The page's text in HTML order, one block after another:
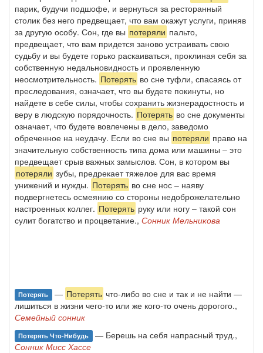
парик, будучи подшофе, и вернуться за ресторанный
столик без него предвещает, что вам окажут услуги, приняв
за другую особу. Сон, где вы потеряли пальто,
предвещает, что вам придется заново устраивать свою
судьбу и вы будете горько раскаиваться, проклиная себя за
собственную недальновидность и проявленную
неосмотрительность. Потерять во сне туфли, спасаясь от
преследования, означает, что вы будете покинуты, но
найдете в себе силы, чтобы сохранить жизнерадостность и
веру в людскую порядочность. Потерять во сне документы
означает, что будете вовлечены в дело, заведомо
обреченное на неудачу. Если во сне вы потеряли право на
значительную собственность типа дома или машины – это
предвещает срыв важных замыслов. Сон, в котором вы
потеряли зубы, предрекает тяжелое для вас время
унижений и нужды. Потерять во сне нос – наяву
подвергнетесь осмеянию со стороны недоброжелательно
настроенных коллег. Потерять руку или ногу – такой сон
сулит богатство и процветание., Сонник Мельникова
Потерять — Потерять что-либо во сне и так и не найти —
лишиться в жизни чего-то или же кого-то очень дорогого.,
Семейный сонник
Потерять Что-Нибудь — Берешь на себя напрасный труд.,
Сонник Мисс Хассе